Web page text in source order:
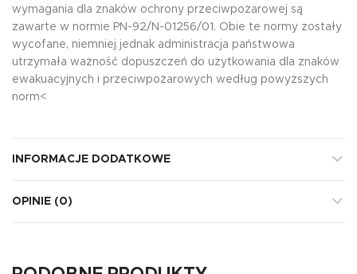
wymagania dla znaków ochrony przeciwpożarowej są
zawarte w normie PN-92/N-01256/01. Obie te normy zostały
wycofane, niemniej jednak administracja państwowa
utrzymała ważność dopuszczeń do użytkowania dla znaków
ewakuacyjnych i przeciwpożarowych według powyższych
norm<
INFORMACJE DODATKOWE
OPINIE (0)